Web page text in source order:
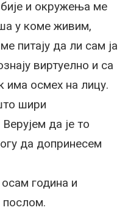
и окружења ме
у коме живим,
питају да ли сам ја
виртуелно и са
има осмех на лицу.
шири
да је то
да допринесем
година и
послом.